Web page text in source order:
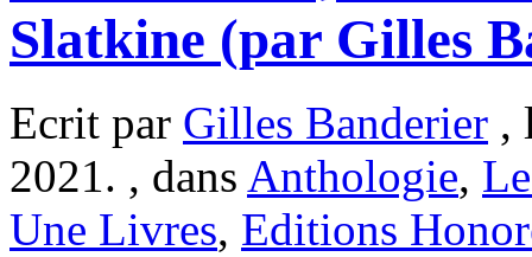
Slatkine (par Gilles
Ecrit par Gilles Banderier ,
2021. , dans Anthologie,
Une Livres, Editions